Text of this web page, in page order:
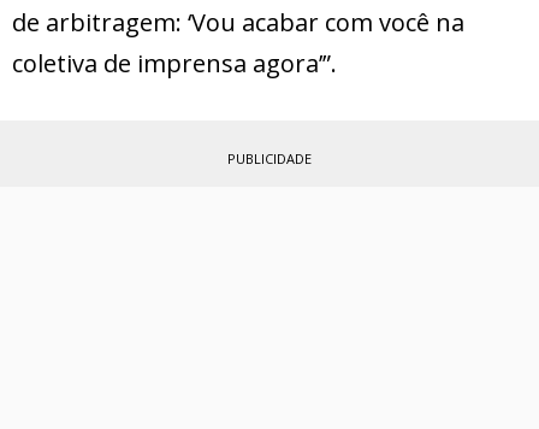
de arbitragem: ‘Vou acabar com você na
coletiva de imprensa agora’”.
PUBLICIDADE